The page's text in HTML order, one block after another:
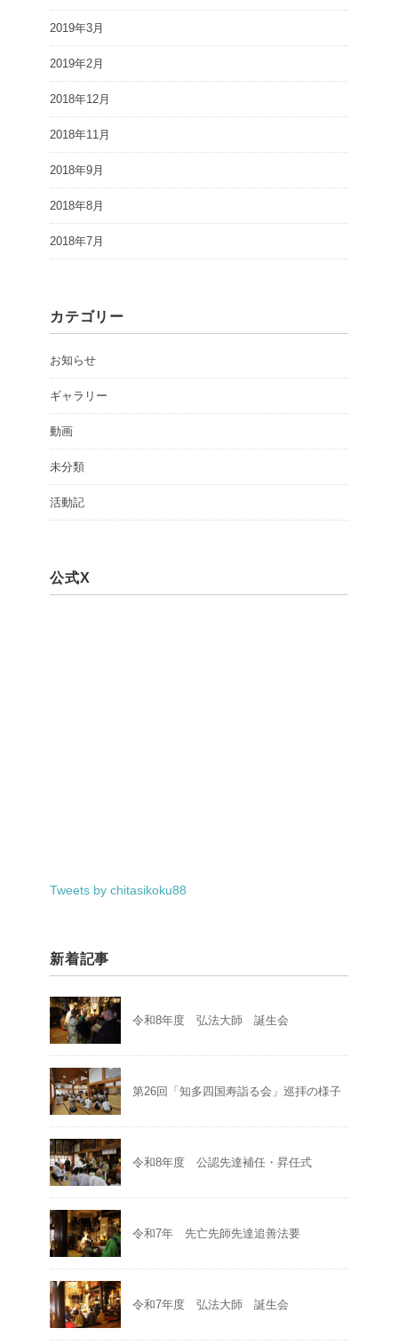
2019年3月
2019年2月
2018年12月
2018年11月
2018年9月
2018年8月
2018年7月
カテゴリー
お知らせ
ギャラリー
動画
未分類
活動記
公式X
Tweets by chitasikoku88
新着記事
令和8年度 弘法大師 誕生会
第26回「知多四国寿詣る会」巡拝の様子
令和8年度 公認先達補任・昇任式
令和7年 先亡先師先達追善法要
令和7年度 弘法大師 誕生会